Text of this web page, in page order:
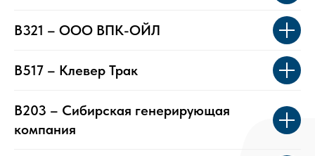
B321 – ООО ВПК-ОЙЛ
B517 – Клевер Трак
B203 – Сибирская генерирующая
компания